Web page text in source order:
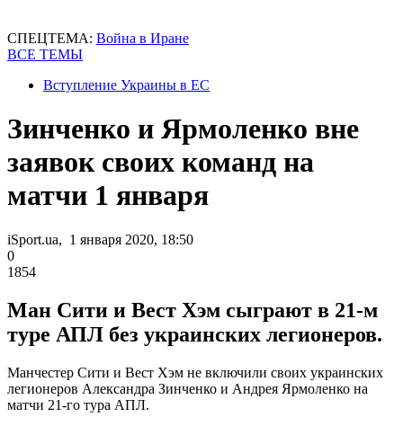
СПЕЦТЕМА: Война в Иране
ВСЕ ТЕМЫ
Вступление Украины в ЕС
Зинченко и Ярмоленко вне
заявок своих команд на
матчи 1 января
iSport.ua, 1 января 2020, 18:50
0
1854
Ман Сити и Вест Хэм сыграют в 21-м
туре АПЛ без украинских легионеров.
Манчестер Сити и Вест Хэм не включили своих украинских
легионеров Александра Зинченко и Андрея Ярмоленко на
матчи 21-го тура АПЛ.